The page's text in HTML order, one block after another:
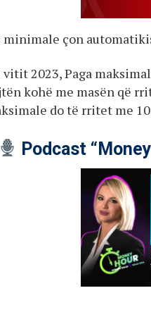
minimale çon
vitit 2023, Paga
kohë me masën që
do të rritet me
Podcast